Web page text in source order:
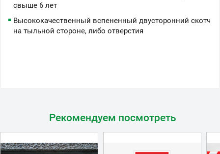
свыше 6 лет
Высококачественный вспененный двусторонний скотч
на тыльной стороне, либо отверстия
Рекомендуем посмотреть